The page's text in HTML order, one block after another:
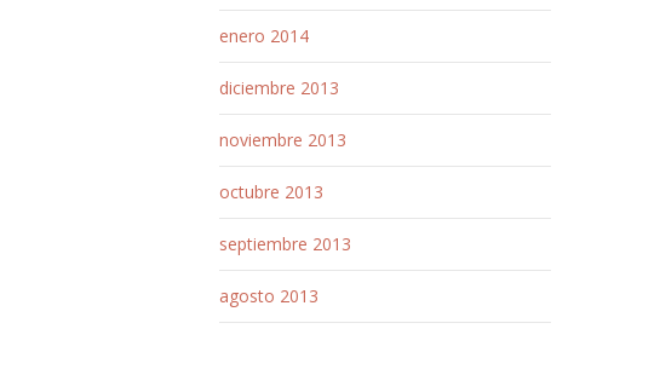
enero 2014
diciembre 2013
noviembre 2013
octubre 2013
septiembre 2013
agosto 2013